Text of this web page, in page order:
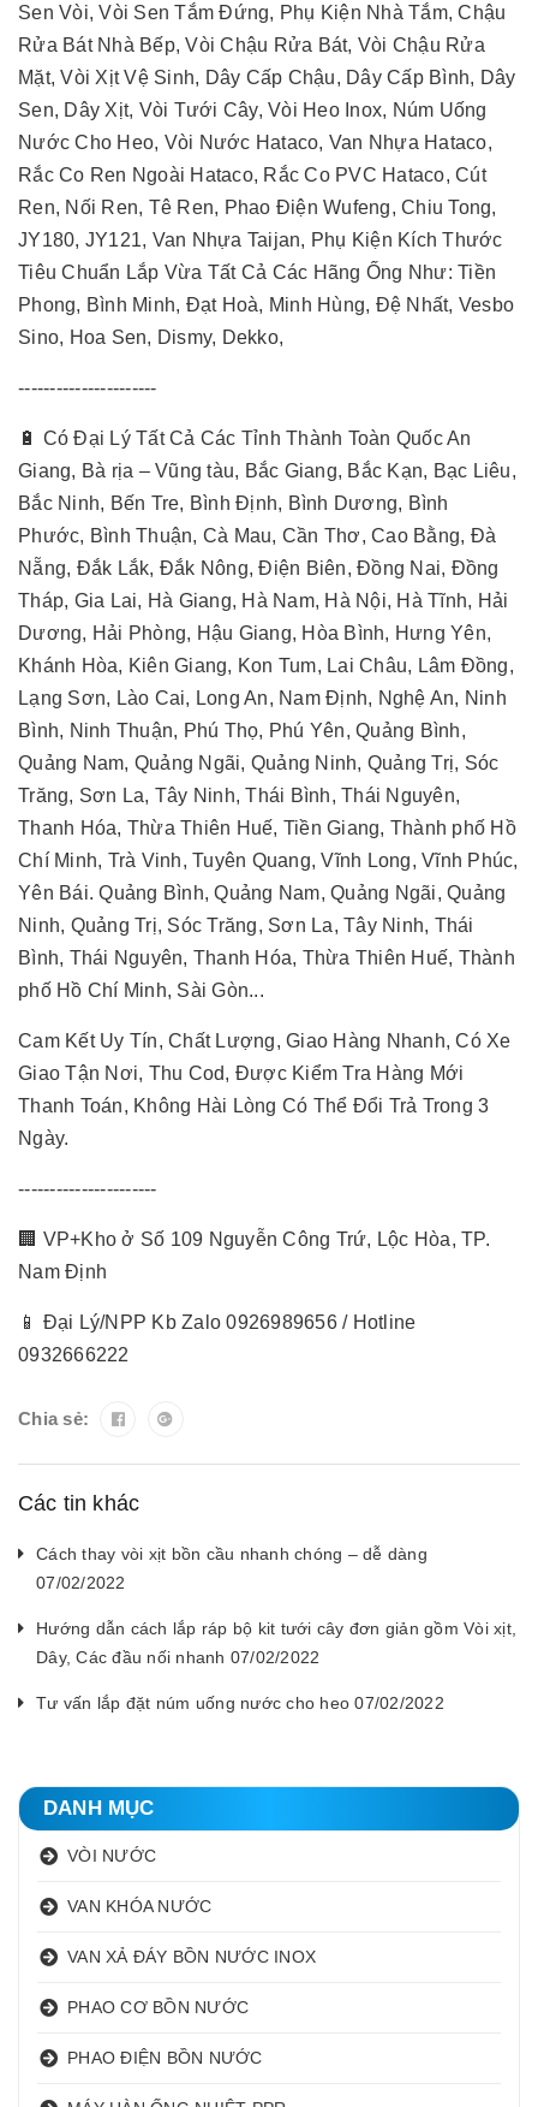
Sen Vòi, Vòi Sen Tắm Đứng, Phụ Kiện Nhà Tắm, Chậu
Rửa Bát Nhà Bếp, Vòi Chậu Rửa Bát, Vòi Chậu Rửa
Mặt, Vòi Xịt Vệ Sinh, Dây Cấp Chậu, Dây Cấp Bình, Dây
Sen, Dây Xịt, Vòi Tưới Cây, Vòi Heo Inox, Núm Uống
Nước Cho Heo, Vòi Nước Hataco, Van Nhựa Hataco,
Rắc Co Ren Ngoài Hataco, Rắc Co PVC Hataco, Cút
Ren, Nối Ren, Tê Ren, Phao Điện Wufeng, Chiu Tong,
JY180, JY121, Van Nhựa Taijan, Phụ Kiện Kích Thước
Tiêu Chuẩn Lắp Vừa Tất Cả Các Hãng Ống Như: Tiền
Phong, Bình Minh, Đạt Hoà, Minh Hùng, Đệ Nhất, Vesbo
Sino, Hoa Sen, Dismy, Dekko,
----------------------
🔋 Có Đại Lý Tất Cả Các Tỉnh Thành Toàn Quốc An
Giang, Bà rịa – Vũng tàu, Bắc Giang, Bắc Kạn, Bạc Liêu,
Bắc Ninh, Bến Tre, Bình Định, Bình Dương, Bình
Phước, Bình Thuận, Cà Mau, Cần Thơ, Cao Bằng, Đà
Nẵng, Đắk Lắk, Đắk Nông, Điện Biên, Đồng Nai, Đồng
Tháp, Gia Lai, Hà Giang, Hà Nam, Hà Nội, Hà Tĩnh, Hải
Dương, Hải Phòng, Hậu Giang, Hòa Bình, Hưng Yên,
Khánh Hòa, Kiên Giang, Kon Tum, Lai Châu, Lâm Đồng,
Lạng Sơn, Lào Cai, Long An, Nam Định, Nghệ An, Ninh
Bình, Ninh Thuận, Phú Thọ, Phú Yên, Quảng Bình,
Quảng Nam, Quảng Ngãi, Quảng Ninh, Quảng Trị, Sóc
Trăng, Sơn La, Tây Ninh, Thái Bình, Thái Nguyên,
Thanh Hóa, Thừa Thiên Huế, Tiền Giang, Thành phố Hồ
Chí Minh, Trà Vinh, Tuyên Quang, Vĩnh Long, Vĩnh Phúc,
Yên Bái. Quảng Bình, Quảng Nam, Quảng Ngãi, Quảng
Ninh, Quảng Trị, Sóc Trăng, Sơn La, Tây Ninh, Thái
Bình, Thái Nguyên, Thanh Hóa, Thừa Thiên Huế, Thành
phố Hồ Chí Minh, Sài Gòn...
Cam Kết Uy Tín, Chất Lượng, Giao Hàng Nhanh, Có Xe
Giao Tận Nơi, Thu Cod, Được Kiểm Tra Hàng Mới
Thanh Toán, Không Hài Lòng Có Thể Đổi Trả Trong 3
Ngày.
----------------------
🏢 VP+Kho ở Số 109 Nguyễn Công Trứ, Lộc Hòa, TP.
Nam Định
📱 Đại Lý/NPP Kb Zalo 0926989656 / Hotline
0932666222
Chia sẻ:
Các tin khác
Cách thay vòi xịt bồn cầu nhanh chóng – dễ dàng
07/02/2022
Hướng dẫn cách lắp ráp bộ kit tưới cây đơn giản gồm Vòi xịt,
Dây, Các đầu nối nhanh 07/02/2022
Tư vấn lắp đặt núm uống nước cho heo 07/02/2022
DANH MỤC
VÒI NƯỚC
VAN KHÓA NƯỚC
VAN XẢ ĐÁY BỒN NƯỚC INOX
PHAO CƠ BỒN NƯỚC
PHAO ĐIỆN BỒN NƯỚC